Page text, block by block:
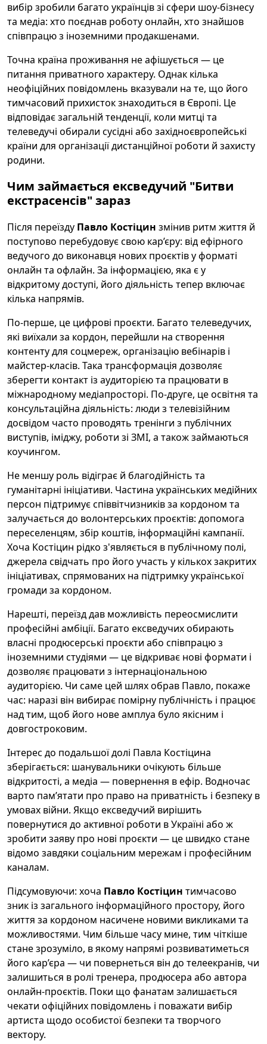
вибір зробили багато українців зі сфери шоу-бізнесу
та медіа: хто поєднав роботу онлайн, хто знайшов
співпрацю з іноземними продакшенами.
Точна країна проживання не афішується — це
питання приватного характеру. Однак кілька
неофіційних повідомлень вказували на те, що його
тимчасовий прихисток знаходиться в Європі. Це
відповідає загальній тенденції, коли митці та
телеведучі обирали сусідні або західноєвропейські
країни для організації дистанційної роботи й захисту
родини.
Чим займається ексведучий "Битви
екстрасенсів" зараз
Після переїзду Павло Костіцин змінив ритм життя й
поступово перебудовує свою кар’єру: від ефірного
ведучого до виконавця нових проєктів у форматі
онлайн та офлайн. За інформацією, яка є у
відкритому доступі, його діяльність тепер включає
кілька напрямів.
По-перше, це цифрові проєкти. Багато телеведучих,
які виїхали за кордон, перейшли на створення
контенту для соцмереж, організацію вебінарів і
майстер-класів. Така трансформація дозволяє
зберегти контакт із аудиторією та працювати в
міжнародному медіапросторі. По-друге, це освітня та
консультаційна діяльність: люди з телевізійним
досвідом часто проводять тренінги з публічних
виступів, іміджу, роботи зі ЗМІ, а також займаються
коучингом.
Не меншу роль відіграє й благодійність та
гуманітарні ініціативи. Частина українських медійних
персон підтримує співвітчизників за кордоном та
залучається до волонтерських проєктів: допомога
переселенцям, збір коштів, інформаційні кампанії.
Хоча Костіцин рідко з'являється в публічному полі,
джерела свідчать про його участь у кількох закритих
ініціативах, спрямованих на підтримку української
громади за кордоном.
Нарешті, переїзд дав можливість переосмислити
професійні амбіції. Багато ексведучих обирають
власні продюсерські проєкти або співпрацю з
іноземними студіями — це відкриває нові формати і
дозволяє працювати з інтернаціональною
аудиторією. Чи саме цей шлях обрав Павло, покаже
час: наразі він вибирає помірну публічність і працює
над тим, щоб його нове амплуа було якісним і
довгостроковим.
Інтерес до подальшої долі Павла Костіцина
зберігається: шанувальники очікують більше
відкритості, а медіа — повернення в ефір. Водночас
варто пам’ятати про право на приватність і безпеку в
умовах війни. Якщо ексведучий вирішить
повернутися до активної роботи в Україні або ж
зробити заяву про нові проєкти — це швидко стане
відомо завдяки соціальним мережам і професійним
каналам.
Підсумовуючи: хоча Павло Костіцин тимчасово
зник із загального інформаційного простору, його
життя за кордоном насичене новими викликами та
можливостями. Чим більше часу мине, тим чіткіше
стане зрозуміло, в якому напрямі розвиватиметься
його кар’єра — чи повернеться він до телеекранів, чи
залишиться в ролі тренера, продюсера або автора
онлайн-проєктів. Поки що фанатам залишається
чекати офіційних повідомлень і поважати вибір
артиста щодо особистої безпеки та творчого
вектору.